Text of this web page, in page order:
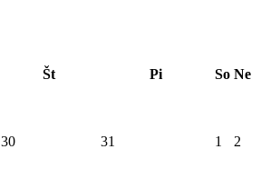
Št Pi So Ne
30 31 1 2